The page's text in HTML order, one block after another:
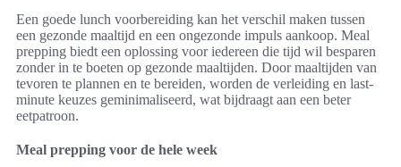
Een goede lunch voorbereiding kan het verschil maken tussen
een gezonde maaltijd en een ongezonde impuls aankoop. Meal
prepping biedt een oplossing voor iedereen die tijd wil besparen
zonder in te boeten op gezonde maaltijden. Door maaltijden van
tevoren te plannen en te bereiden, worden de verleiding en last-
minute keuzes geminimaliseerd, wat bijdraagt aan een beter
eetpatroon.
Meal prepping voor de hele week